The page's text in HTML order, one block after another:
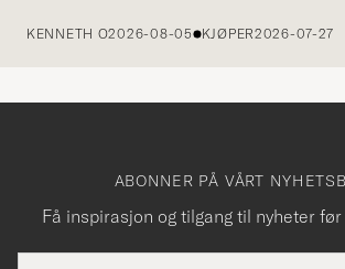
KENNETH O2026-08-05 KJØPER2026-07-27
ABONNER PÅ VÅRT
Få inspirasjon og tilgang til nyheter